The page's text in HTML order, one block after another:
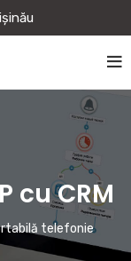
cu CRM
telefonie